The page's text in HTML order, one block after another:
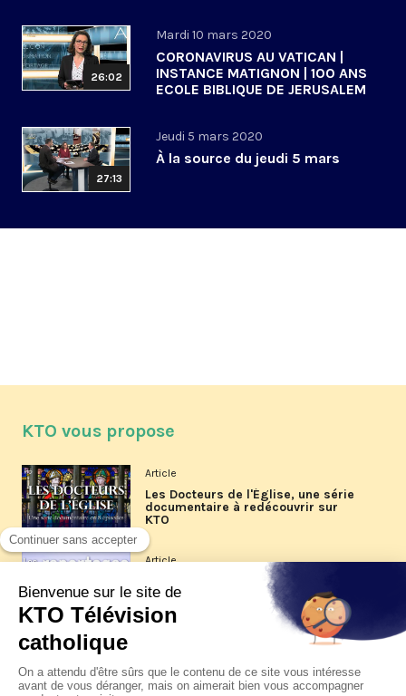
26:02
Mardi 10 mars 2020
CORONAVIRUS AU VATICAN |
INSTANCE MATIGNON | 100 ANS
ECOLE BIBLIQUE DE JERUSALEM
27:13
Jeudi 5 mars 2020
À la source du jeudi 5 mars
KTO vous propose
Article
Les Docteurs de l'Église, une série
documentaire à redécouvrir sur
KTO
Article
Les reportages d'été 2026 de KTO
La visite pastorale du pape Léon
XIV à Assise à suivre sur KTO le
jeudi 6 août